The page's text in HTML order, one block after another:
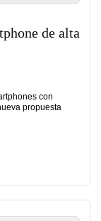
de alta
con
propuesta